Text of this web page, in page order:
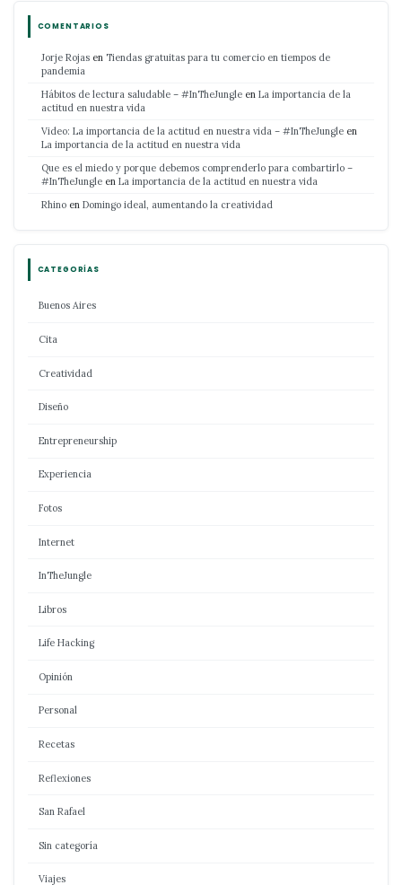
COMENTARIOS
Jorje Rojas en Tiendas gratuitas para tu comercio en tiempos de
pandemia
Hábitos de lectura saludable – #InTheJungle en La importancia de la
actitud en nuestra vida
Video: La importancia de la actitud en nuestra vida – #InTheJungle en
La importancia de la actitud en nuestra vida
Que es el miedo y porque debemos comprenderlo para combartirlo –
#InTheJungle en La importancia de la actitud en nuestra vida
Rhino en Domingo ideal, aumentando la creatividad
CATEGORÍAS
Buenos Aires
Cita
Creatividad
Diseño
Entrepreneurship
Experiencia
Fotos
Internet
InTheJungle
Libros
Life Hacking
Opinión
Personal
Recetas
Reflexiones
San Rafael
Sin categoría
Viajes